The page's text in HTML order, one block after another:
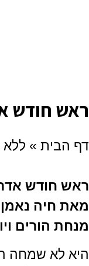
ראש חודש
דף הבית » ללא
ראש חודש
מאת חיה נאמן
מנחת הורים
היא לא שמחה